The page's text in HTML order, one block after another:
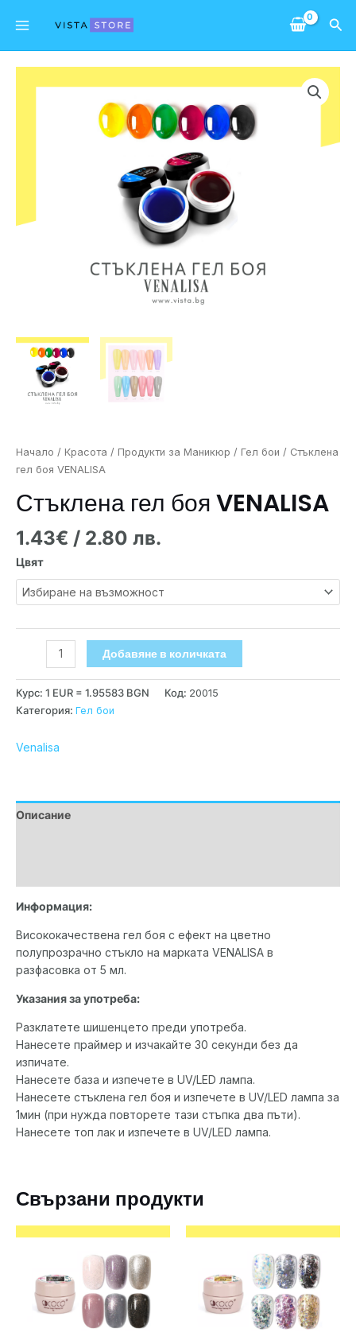
Начало / Красота / Продукти за Маникюр / Гел бои / Стъклена
гел боя VENALISA
Стъклена гел боя VENALISA
1.43€ / 2.80 лв.
Цвят
Добавяне в количката
Курс: 1 EUR = 1.95583 BGN Код: 20015
Категория: Гел бои
Venalisa
Описание
Информация:
Висококачествена гел боя с ефект на цветно
полупрозрачно стъкло на марката VENALISA в
разфасовка от 5 мл.
Указания за употреба:
Разклатете шишенцето преди употреба.
Нанесете праймер и изчакайте 30 секунди без да
изпичате.
Нанесете база и изпечете в UV/LED лампа.
Нанесете стъклена гел боя и изпечете в UV/LED лампа за
1мин (при нужда повторете тази стъпка два пъти).
Нанесете топ лак и изпечете в UV/LED лампa.
Свързани продукти